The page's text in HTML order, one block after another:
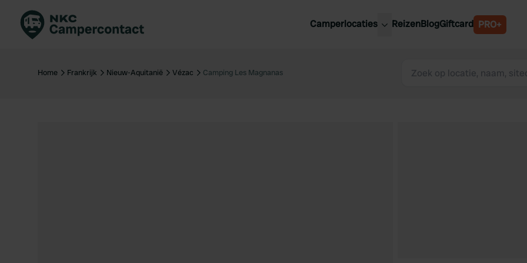
Camperlocaties
Nederland
Nederland
Luxemburg
ReizenBlogGiftcard PRO+
Home Frankrijk Nieuw-Aquitanië Vézac Camping Les Magnanas